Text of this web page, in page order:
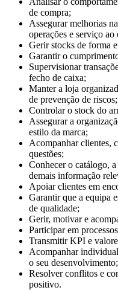
de compra;
Assegurar melhorias
operações e serviço ao
Gerir stocks de forma
Garantir o
Supervisionar
fecho de caixa;
Manter a loja
de prevenção de riscos;
Controlar o stock do
Assegurar a
estilo da marca;
Acompanhar clientes,
questões;
Conhecer o catálogo,
demais informação
Apoiar clientes em
Garantir que a equipa
de qualidade;
Gerir, motivar e
Participar em
Transmitir KPI e
Acompanhar
o seu desenvolvimento;
Resolver conflitos e
positivo.